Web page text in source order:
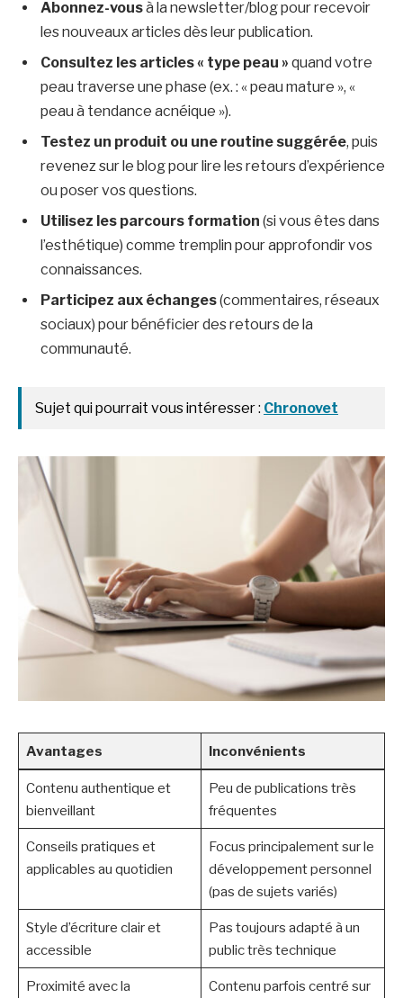
Abonnez-vousà la newsletter/blog pour recevoir
les nouveaux articles dès leur publication.
Consultez les articles « type peau » quand votre
peau traverse une phase (ex. : « peau mature », «
peau à tendance acnéique »).
Testez un produit ou une routine suggérée, puis
revenez sur le blog pour lire les retours d’expérience
ou poser vos questions.
Utilisez les parcours formation (si vous êtes dans
l’esthétique) comme tremplin pour approfondir vos
connaissances.
Participez aux échanges(commentaires, réseaux
sociaux) pour bénéficier des retours de la
communauté.
Sujet qui pourrait vous intéresser : Chronovet
Avantages Inconvénients
Contenu authentique et
bienveillant
Peu de publications très
fréquentes
Conseils pratiques et
applicables au quotidien
Focus principalement sur le
développement personnel
(pas de sujets variés)
Style d’écriture clair et
accessible
Pas toujours adapté à un
public très technique
Proximité avec la
Contenu parfois centré sur